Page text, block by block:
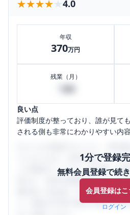
★★★★★
★★★★★ 4.0
年収
370万円
残業（月）
0
良い点
評価制度が整っており、誰が見て
される側も非常にわかりやすい内
1分で登録
無料会員登録で続
会員登録はこ
ログイン
うになります。SHEHUB(シーハブ
ミの投稿サイトです。給与面・女
判など、女性の転職は気にすべき
輩社員（元社員）の口コミを通し
り、将来の不安や現在の悩みを解